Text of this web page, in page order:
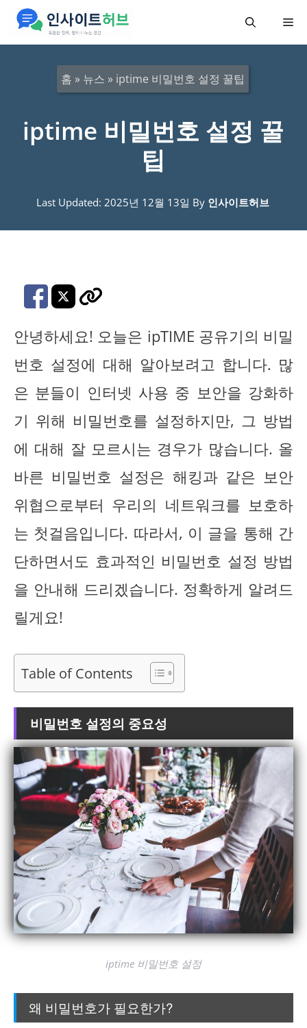
메
홈 » 뉴스 » iptime 비밀번호 설정 꿀팁
iptime 비밀번호 설정 꿀
팁
Last Updated: 2025년 12월 13일 By 인사이트허브
안녕하세요! 오늘은 ipTIME 공유기의 비밀
번호 설정에 대해 알아보려고 합니다. 많
은 분들이 인터넷 사용 중 보안을 강화하
기 위해 비밀번호를 설정하지만, 그 방법
에 대해 잘 모르시는 경우가 많습니다. 올
바른 비밀번호 설정은 해킹과 같은 보안
위협으로부터 우리의 네트워크를 보호하
는 첫걸음입니다. 따라서, 이 글을 통해 간
단하면서도 효과적인 비밀번호 설정 방법
을 안내해 드리겠습니다. 정확하게 알려드
릴게요!
Table of Contents
비밀번호 설정의 중요성
iptime 비밀번호 설정
왜 비밀번호가 필요한가?